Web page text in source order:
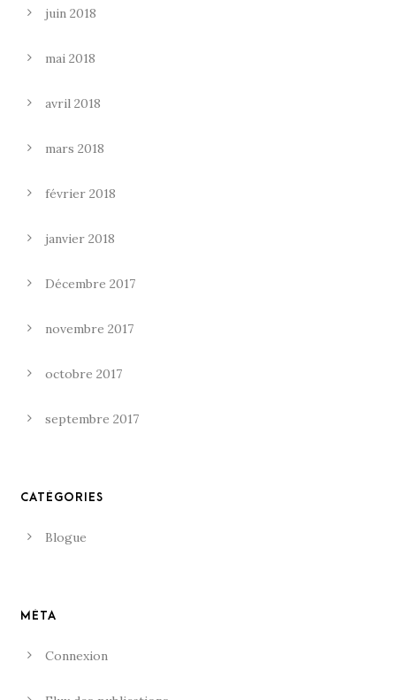
juin 2018
mai 2018
avril 2018
mars 2018
février 2018
janvier 2018
Décembre 2017
novembre 2017
octobre 2017
septembre 2017
CATÉGORIES
Blogue
MÉTA
Connexion